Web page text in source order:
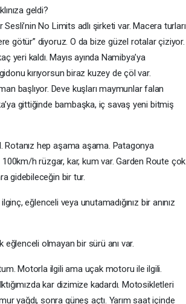
geldi?
No Limits adlı şirketi var. Macera turları
götür” diyoruz. O da bize güzel rotalar çiziyor.
kaldı. Mayıs ayında Namibya’ya
kırıyorsun biraz kuzey de çöl var.
başlıyor. Deve kuşları maymunlar falan
gittiğinde bambaşka, iç savaş yeni bitmiş
Rotanız hep aşama aşama. Patagonya
h rüzgar, kar, kum var. Garden Route çok
gidebileceğin bir tur.
eğlenceli veya unutamadığınız bir anınız
eğlenceli olmayan bir sürü anı var.
Motorla ilgili ama uçak motoru ile ilgili.
kar dizimize kadardı. Motosikletleri
yağdı, sonra güneş açtı. Yarım saat içinde